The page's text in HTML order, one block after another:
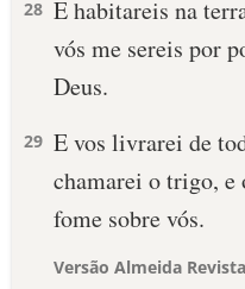
28 E habitareis na
vós me sereis por
Deus.
29 E vos livrarei de
chamarei o trigo,
fome sobre vós.
Versão Almeida